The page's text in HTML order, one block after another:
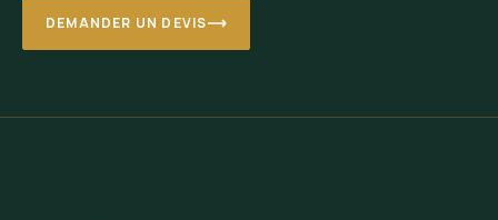
DEMANDER UN DEVIS